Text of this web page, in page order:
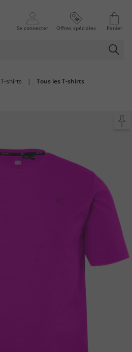
Se connecter Offres spéciales Panier
T-shirts | Tous les T-shirts